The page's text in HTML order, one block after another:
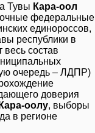
Тувы Кара-оол
федеральные
единороссов,
республики в
весь состав
очередь – ЛДПР)
доверия
оолу, выборы
в регионе